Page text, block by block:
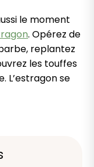
le moment
. Opérez de
replantez
les touffes
L’estragon se